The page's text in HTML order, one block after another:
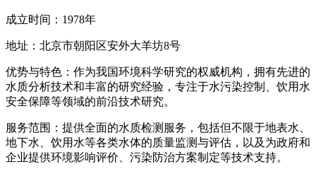
成立时间：1978年
地址：北京市朝阳区安外大羊坊8号
优势与特色：作为我国环境科学研究的权威机构，拥有先进的
水质分析技术和丰富的研究经验，专注于水污染控制、饮用水
安全保障等领域的前沿技术研究。
服务范围：提供全面的水质检测服务，包括但不限于地表水、
地下水、饮用水等各类水体的质量监测与评估，以及为政府和
企业提供环境影响评价、污染防治方案制定等技术支持。